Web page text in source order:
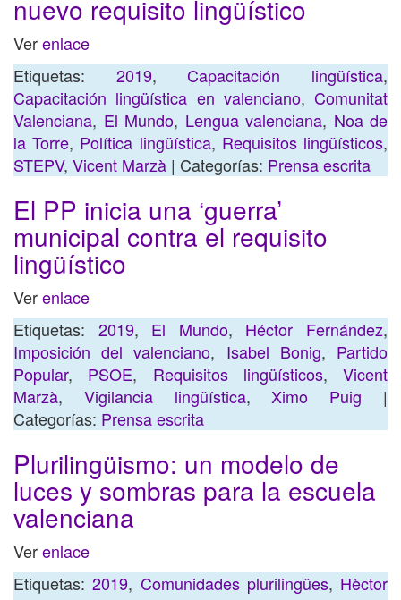
nuevo requisito lingüístico
Verenlace
Etiquetas: 2019,Capacitación lingüística,
Capacitación lingüística en valenciano, Comunitat
Valenciana, El Mundo, Lengua valenciana, Noa de
la Torre, Política lingüística, Requisitos lingüísticos,
STEPV, Vicent Marzà | Categorías: Prensa escrita
El PP inicia una ‘guerra’
municipal contra el requisito
lingüístico
Verenlace
Etiquetas: 2019, El Mundo, Héctor Fernández,
Imposición del valenciano, Isabel Bonig, Partido
Popular, PSOE, Requisitos lingüísticos, Vicent
Marzà, Vigilancia lingüística, Ximo Puig |
Categorías: Prensa escrita
Plurilingüismo: un modelo de
luces y sombras para la escuela
valenciana
Verenlace
Etiquetas:2019, Comunidades plurilingües, Hèctor